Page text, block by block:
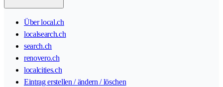
Über local.ch
localsearch.ch
search.ch
renovero.ch
localcities.ch
Eintrag erstellen / ändern / löschen